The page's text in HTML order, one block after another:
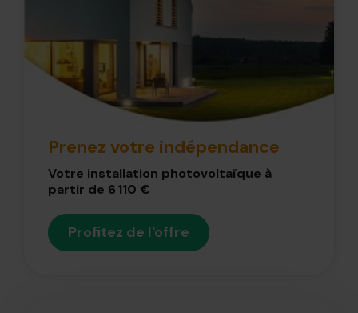
Prenez votre indépendance
Votre installation photovoltaïque à
partir de 6 110 €
Profitez de l'offre